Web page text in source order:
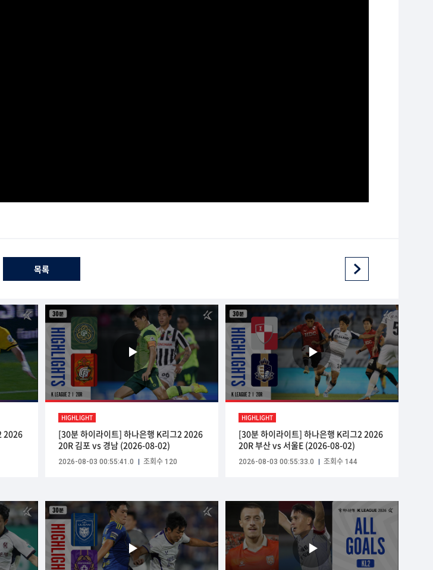
목록
2026
HIGHLIGHT
[30분 하이라이트] 하나은행 K리그2 2026
20R 김포 vs 경남 (2026-08-02)
2026-08-03 00:55:41.0 조회수 120
HIGHLIGHT
[30분 하이라이트] 하나은행 K리그2 2026
20R 부산 vs 서울E (2026-08-02)
2026-08-03 00:55:33.0 조회수 144